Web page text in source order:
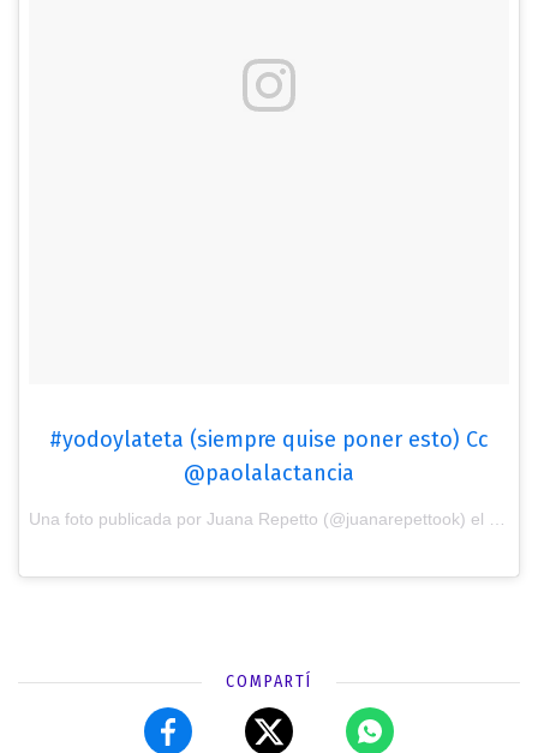
#yodoylateta (siempre quise poner esto) Cc
@paolalactancia
Una foto publicada por Juana Repetto (@juanarepettook) el
26 de
COMPARTÍ